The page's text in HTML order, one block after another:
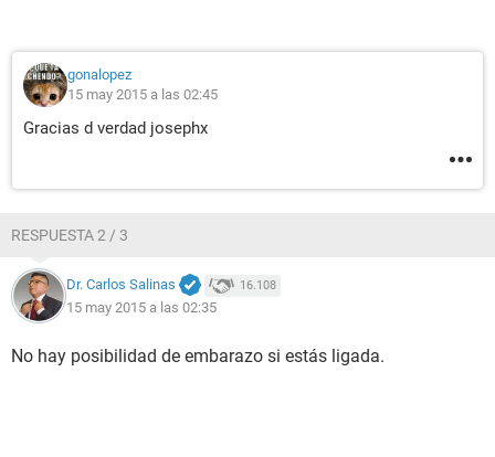
gonalopez
15 may 2015 a las 02:45
Gracias d verdad josephx
RESPUESTA 2 / 3
Dr. Carlos Salinas 16.108
15 may 2015 a las 02:35
No hay posibilidad de embarazo si estás ligada.